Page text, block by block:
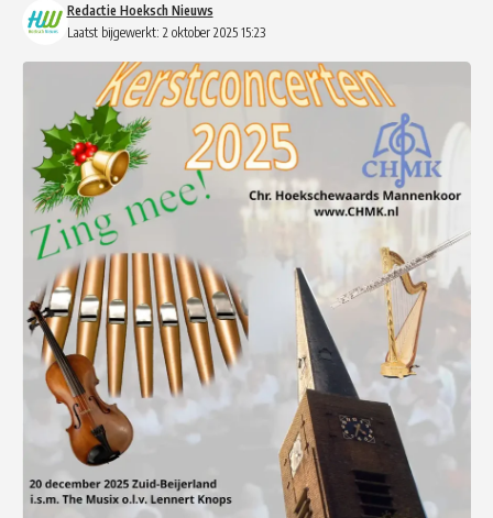
Laatst bijgewerkt: 2 oktober 2025 15:23
Redactie Hoeksch Nieuws